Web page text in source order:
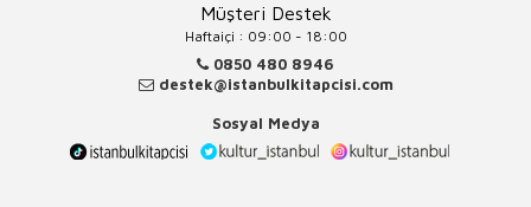
Müşteri Destek
Haftaiçi : 09:00 - 18:00
0850 480 8946
destek@istanbulkitapcisi.com
Sosyal Medya